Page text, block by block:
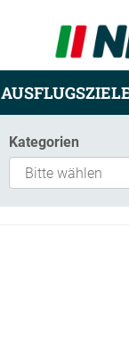
Kategorien